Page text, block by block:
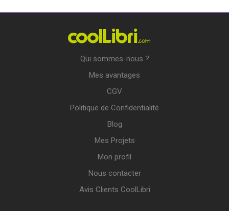
Qui sommes-nous ?
Mes avantages
CGV
Politique de Confidentialité
Blog
Mes Projets
Mon profil
Nous contacter
Avis Clients CoolLibri